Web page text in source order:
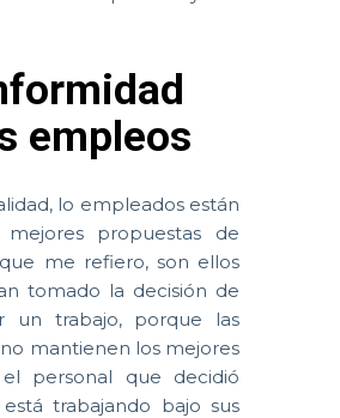
empleos
lo empleados están
mejores propuestas de
me refiero, son ellos
tomado la decisión de
un trabajo, porque las
mantienen los mejores
el personal que decidió
está trabajando bajo sus